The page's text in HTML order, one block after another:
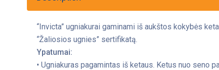
“Invicta” ugniakurai gaminami iš aukštos kokybės
“Žaliosios ugnies” sertifikatą.
Ypatumai:
• Ugniakuras pagamintas iš ketaus. Ketus nuo seno